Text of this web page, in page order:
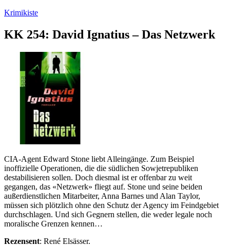
Zum
springen
Krimikiste
KK 254: David Ignatius – Das Netzwerk
CIA-Agent Edward Stone liebt Alleingänge. Zum Beispiel
inoffizielle Operationen, die die südlichen Sowjetrepubliken
destabilisieren sollen. Doch diesmal ist er offenbar zu weit
gegangen, das «Netzwerk» fliegt auf. Stone und seine beiden
außerdienstlichen Mitarbeiter, Anna Barnes und Alan Taylor,
müssen sich plötzlich ohne den Schutz der Agency im Feindgebiet
durchschlagen. Und sich Gegnern stellen, die weder legale noch
moralische Grenzen kennen…
Rezensent: René Elsässer.